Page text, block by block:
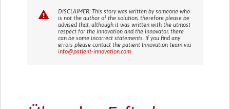
DISCLAIMER: This story was written by someone who
is not the author of the solution, therefore please be
advised that, although it was written with the utmost
respect for the innovation and the innovator, there
can be some incorrect statements. If you find any
errors please contact the patient Innovation team via
info@patient-innovation.com